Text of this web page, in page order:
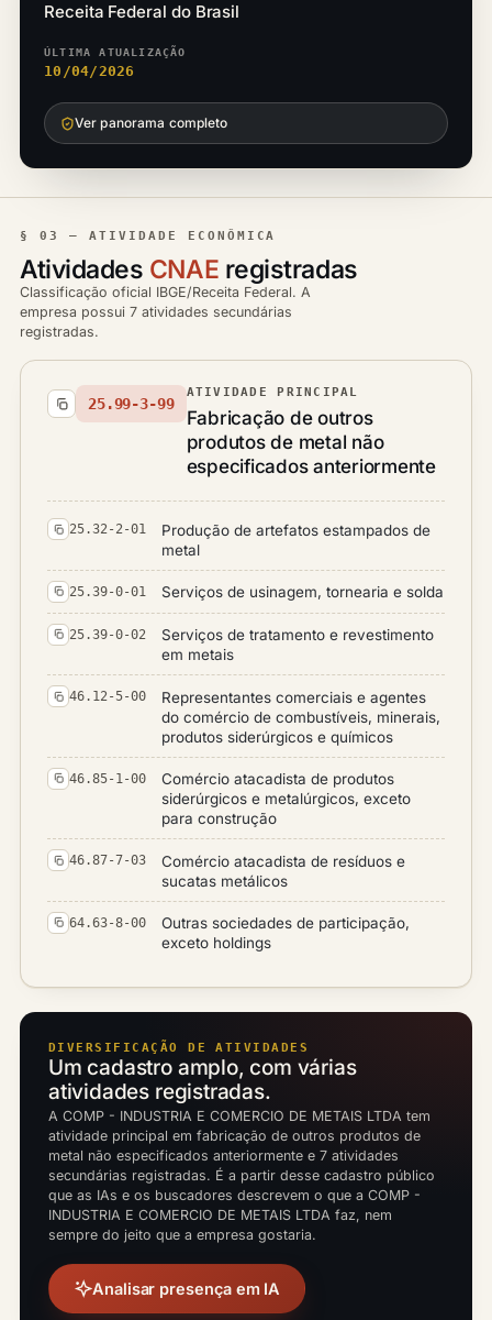
Receita Federal do Brasil
ÚLTIMA ATUALIZAÇÃO
10/04/2026
Ver panorama completo
§ 03 — ATIVIDADE ECONÔMICA
Atividades CNAE registradas
Classificação oficial IBGE/Receita Federal. A
empresa possui 7 atividades secundárias
registradas.
25.99-3-99
ATIVIDADE PRINCIPAL
Fabricação de outros
produtos de metal não
especificados anteriormente
25.32-2-01
Produção de artefatos estampados de
metal
25.39-0-01 Serviços de usinagem, tornearia e solda
25.39-0-02
Serviços de tratamento e revestimento
em metais
46.12-5-00
Representantes comerciais e agentes
do comércio de combustíveis, minerais,
produtos siderúrgicos e químicos
46.85-1-00
Comércio atacadista de produtos
siderúrgicos e metalúrgicos, exceto
para construção
46.87-7-03
Comércio atacadista de resíduos e
sucatas metálicos
64.63-8-00
Outras sociedades de participação,
exceto holdings
DIVERSIFICAÇÃO DE ATIVIDADES
Um cadastro amplo, com várias
atividades registradas.
A COMP - INDUSTRIA E COMERCIO DE METAIS LTDA tem
atividade principal em fabricação de outros produtos de
metal não especificados anteriormente e 7 atividades
secundárias registradas. É a partir desse cadastro público
que as IAs e os buscadores descrevem o que a COMP -
INDUSTRIA E COMERCIO DE METAIS LTDA faz, nem
sempre do jeito que a empresa gostaria.
Analisar presença em IA